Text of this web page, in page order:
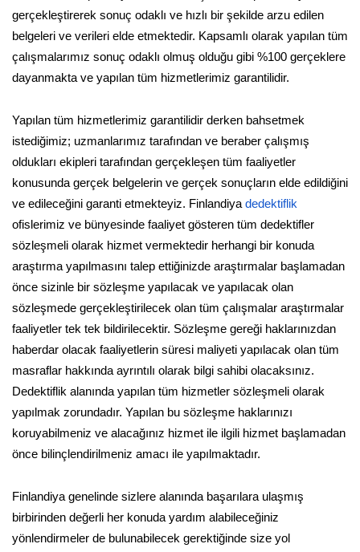
gerçekleştirerek sonuç odaklı ve hızlı bir şekilde arzu edilen
belgeleri ve verileri elde etmektedir. Kapsamlı olarak yapılan tüm
çalışmalarımız sonuç odaklı olmuş olduğu gibi %100 gerçeklere
dayanmakta ve yapılan tüm hizmetlerimiz garantilidir.
Yapılan tüm hizmetlerimiz garantilidir derken bahsetmek
istediğimiz; uzmanlarımız tarafından ve beraber çalışmış
oldukları ekipleri tarafından gerçekleşen tüm faaliyetler
konusunda gerçek belgelerin ve gerçek sonuçların elde edildiğini
ve edileceğini garanti etmekteyiz. Finlandiyadedektiflik
ofislerimiz ve bünyesinde faaliyet gösteren tüm dedektifler
sözleşmeli olarak hizmet vermektedir herhangi bir konuda
araştırma yapılmasını talep ettiğinizde araştırmalar başlamadan
önce sizinle bir sözleşme yapılacak ve yapılacak olan
sözleşmede gerçekleştirilecek olan tüm çalışmalar araştırmalar
faaliyetler tek tek bildirilecektir. Sözleşme gereği haklarınızdan
haberdar olacak faaliyetlerin süresi maliyeti yapılacak olan tüm
masraflar hakkında ayrıntılı olarak bilgi sahibi olacaksınız.
Dedektiflik alanında yapılan tüm hizmetler sözleşmeli olarak
yapılmak zorundadır. Yapılan bu sözleşme haklarınızı
koruyabilmeniz ve alacağınız hizmet ile ilgili hizmet başlamadan
önce bilinçlendirilmeniz amacı ile yapılmaktadır.
Finlandiya genelinde sizlere alanında başarılara ulaşmış
birbirinden değerli her konuda yardım alabileceğiniz
yönlendirmeler de bulunabilecek gerektiğinde size yol